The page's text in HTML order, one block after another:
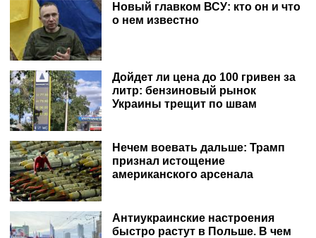
Новый главком ВСУ: кто он и что
о нем известно
Дойдет ли цена до 100 гривен за
литр: бензиновый рынок
Украины трещит по швам
Нечем воевать дальше: Трамп
признал истощение
американского арсенала
Антиукраинские настроения
быстро растут в Польше. В чем